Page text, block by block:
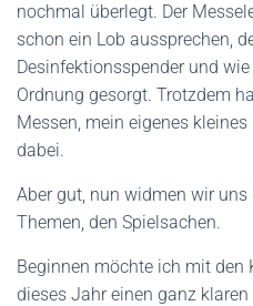
nochmal überlegt. Der
schon ein Lob aussprechen,
Desinfektionsspender und
Ordnung gesorgt. Trotzdem
Messen, mein eigenes
dabei.
Aber gut, nun widmen wir
Themen, den Spielsachen.
Beginnen möchte ich mit den
dieses Jahr einen ganz klaren